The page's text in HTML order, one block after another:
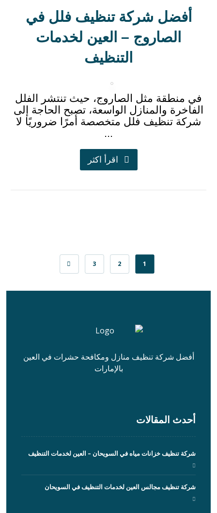
أفضل شركة تنظيف فلل في
الصاروج – العين لخدمات
التنظيف
في منطقة مثل الصاروج، حيث تنتشر الفلل
الفاخرة والمنازل الواسعة، تصبح الحاجة إلى
شركة تنظيف فلل متخصصة أمرًا ضروريًا لا
...
اقرأ اكثر
1
2
3
أفضل شركة تنظيف منازل ومكافحة حشرات في العين
بالإمارات
أحدث المقالات
شركة تنظيف خزانات مياه في السويحان – العين لخدمات التنظيف
شركة تنظيف مجالس العين لخدمات التنظيف في السويحان